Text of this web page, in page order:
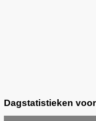
Dagstatistieken